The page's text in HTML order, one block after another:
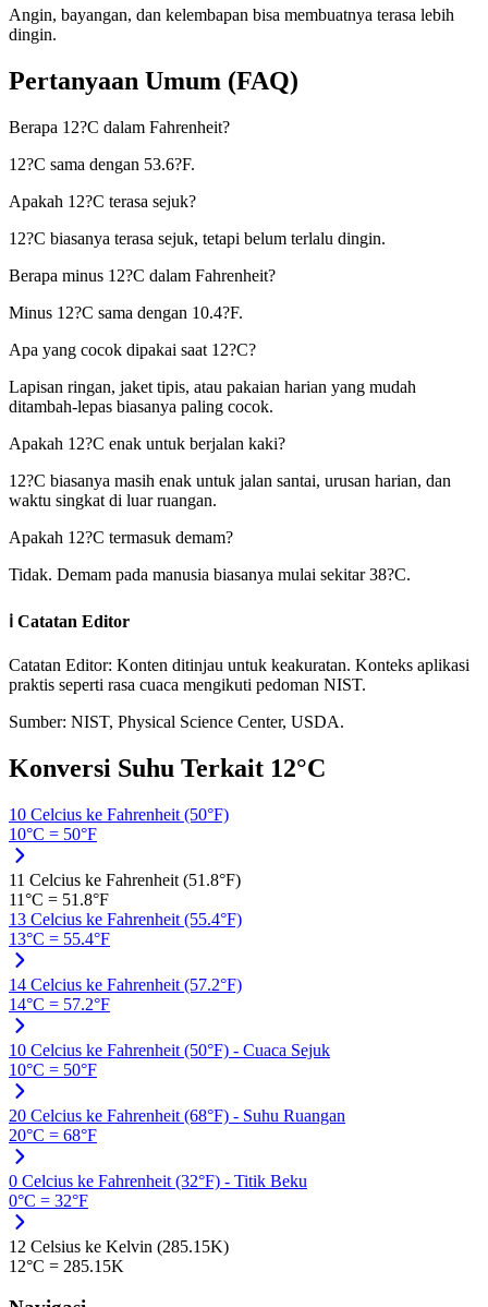
Angin, bayangan, dan kelembapan bisa membuatnya terasa lebih
dingin.
Pertanyaan Umum (FAQ)
Berapa 12?C dalam Fahrenheit?
12?C sama dengan 53.6?F.
Apakah 12?C terasa sejuk?
12?C biasanya terasa sejuk, tetapi belum terlalu dingin.
Berapa minus 12?C dalam Fahrenheit?
Minus 12?C sama dengan 10.4?F.
Apa yang cocok dipakai saat 12?C?
Lapisan ringan, jaket tipis, atau pakaian harian yang mudah
ditambah-lepas biasanya paling cocok.
Apakah 12?C enak untuk berjalan kaki?
12?C biasanya masih enak untuk jalan santai, urusan harian, dan
waktu singkat di luar ruangan.
Apakah 12?C termasuk demam?
Tidak. Demam pada manusia biasanya mulai sekitar 38?C.
ℹ️ Catatan Editor
Catatan Editor: Konten ditinjau untuk keakuratan. Konteks aplikasi
praktis seperti rasa cuaca mengikuti pedoman NIST.
Sumber: NIST, Physical Science Center, USDA.
Konversi Suhu Terkait 12°C
10 Celcius ke Fahrenheit (50°F)
10°C = 50°F
11 Celcius ke Fahrenheit (51.8°F)
11°C = 51.8°F
13 Celcius ke Fahrenheit (55.4°F)
13°C = 55.4°F
14 Celcius ke Fahrenheit (57.2°F)
14°C = 57.2°F
10 Celcius ke Fahrenheit (50°F) - Cuaca Sejuk
10°C = 50°F
20 Celcius ke Fahrenheit (68°F) - Suhu Ruangan
20°C = 68°F
0 Celcius ke Fahrenheit (32°F) - Titik Beku
0°C = 32°F
12 Celsius ke Kelvin (285.15K)
12°C = 285.15K